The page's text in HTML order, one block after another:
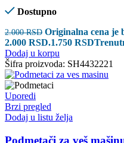
Dostupno
2.000RSD Originalna cena je
2.000 RSD.1.750 RSD
Dodaj u korpu
Šifra proizvoda: SH4432221
Uporedi
Brzi pregled
Dodaj u listu želja
Podmetači za veš